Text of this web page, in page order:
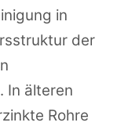
in
der
In älteren
Rohre